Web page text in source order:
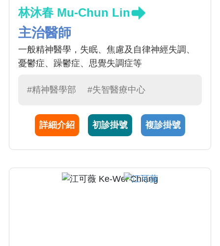
林沐春 Mu-Chun Lin
主治醫師
一般精神醫學，失眠、焦慮及自律神經失調、
憂鬱症、躁鬱症、思覺失調症等
#精神醫學部 #失智醫療中心
詳細介紹 初診掛號 複診掛號